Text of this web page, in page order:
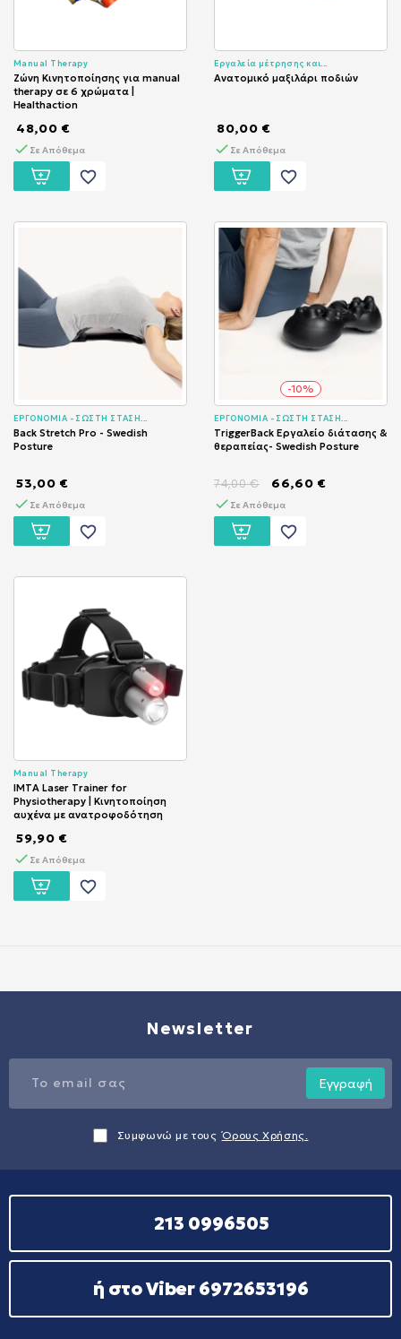
Manual Therapy
Ζώνη Κινητοποίησης για manual
therapy σε 6 χρώματα |
Healthaction
48,00 €
Σε Απόθεμα
favorite_border
Εργαλεία μέτρησης και...
Ανατομικό μαξιλάρι ποδιών
80,00 €
Σε Απόθεμα
favorite_border
ΕΡΓΟΝΟΜΙΑ - ΣΩΣΤΗ ΣΤΑΣΗ...
Back Stretch Pro - Swedish
Posture
53,00 €
Σε Απόθεμα
favorite_border
-10%
ΕΡΓΟΝΟΜΙΑ - ΣΩΣΤΗ ΣΤΑΣΗ...
TriggerBack Εργαλείο διάτασης &
θεραπείας- Swedish Posture
74,00 € 66,60 €
Σε Απόθεμα
favorite_border
Manual Therapy
IMTA Laser Trainer for
Physiotherapy | Κινητοποίηση
αυχένα με ανατροφοδότηση
59,90 €
Σε Απόθεμα
favorite_border
Newsletter
Εγγραφή
Συμφωνώ με τους Όρους Χρήσης.
213 0996505
ή στο Viber 6972653196